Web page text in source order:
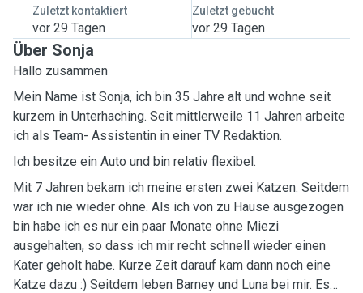
Zuletzt kontaktiert
vor 29 Tagen
Zuletzt gebucht
vor 29 Tagen
Über Sonja
Hallo zusammen
Mein Name ist Sonja, ich bin 35 Jahre alt und wohne seit
kurzem in Unterhaching. Seit mittlerweile 11 Jahren arbeite
ich als Team- Assistentin in einer TV Redaktion.
Ich besitze ein Auto und bin relativ flexibel.
Mit 7 Jahren bekam ich meine ersten zwei Katzen. Seitdem
war ich nie wieder ohne. Als ich von zu Hause ausgezogen
bin habe ich es nur ein paar Monate ohne Miezi
ausgehalten, so dass ich mir recht schnell wieder einen
Kater geholt habe. Kurze Zeit darauf kam dann noch eine
Katze dazu :) Seitdem leben Barney und Luna bei mir. Es